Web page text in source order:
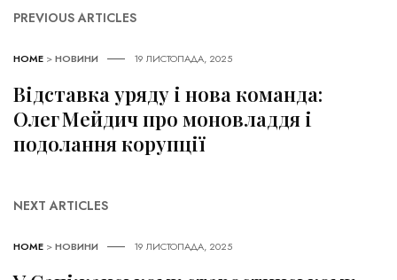
PREVIOUS ARTICLES
HOME >НОВИНИ 19 ЛИСТОПАДА, 2025
Відставка уряду і нова команда:
Олег Мейдич про моновладдя і
подолання корупції
NEXT ARTICLES
HOME >НОВИНИ 19 ЛИСТОПАДА, 2025